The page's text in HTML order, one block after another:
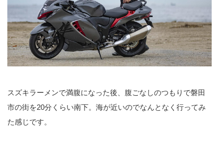
スズキラーメンで満腹になった後、腹ごなしのつもりで磐田
市の街を20分くらい南下。海が近いのでなんとなく行ってみ
た感じです。